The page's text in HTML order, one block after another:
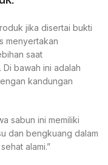
jika disertai bukti
menyertakan
saat
bawah ini adalah
kandungan
sabun ini memiliki
dan bengkuang dalam
alami.”